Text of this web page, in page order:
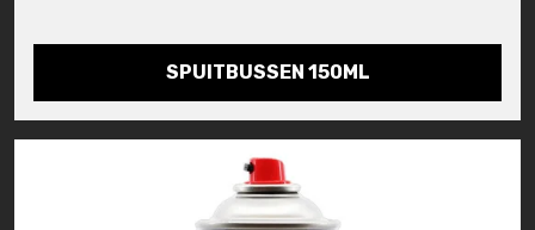
SPUITBUSSEN 150ML